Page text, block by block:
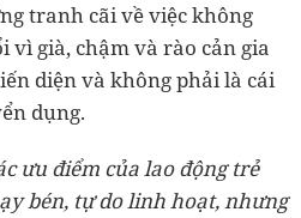
tranh cãi về việc không
già, chậm và rào cản gia
diện và không phải là cái
dụng.
ưu điểm của lao động trẻ
bén, tự do linh hoạt, nhưng